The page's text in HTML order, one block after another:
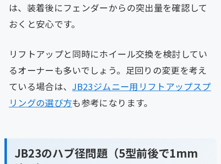
は、装着後にフェンダーからの突出量を確認して
おくと安心です。
リフトアップと同時にホイール交換を検討してい
るオーナーも多いでしょう。足回りの変更を考え
ている場合は、JB23ジムニー用リフトアップスプ
リングの選び方も参考になります。
JB23のハブ径問題（5型前後で1mm